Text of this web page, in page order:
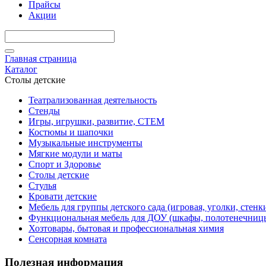
Прайсы
Акции
Главная страница
Каталог
Столы детские
Театрализованная деятельность
Стенды
Игры, игрушки, развитие, СТЕМ
Костюмы и шапочки
Музыкальные инструменты
Мягкие модули и маты
Спорт и Здоровье
Столы детские
Стулья
Кровати детские
Мебель для группы детского сада (игровая, уголки,
Функциональная мебель для ДОУ (шкафы,
Хозтовары, бытовая и профессиональная химия
Сенсорная комната
Полезная информация